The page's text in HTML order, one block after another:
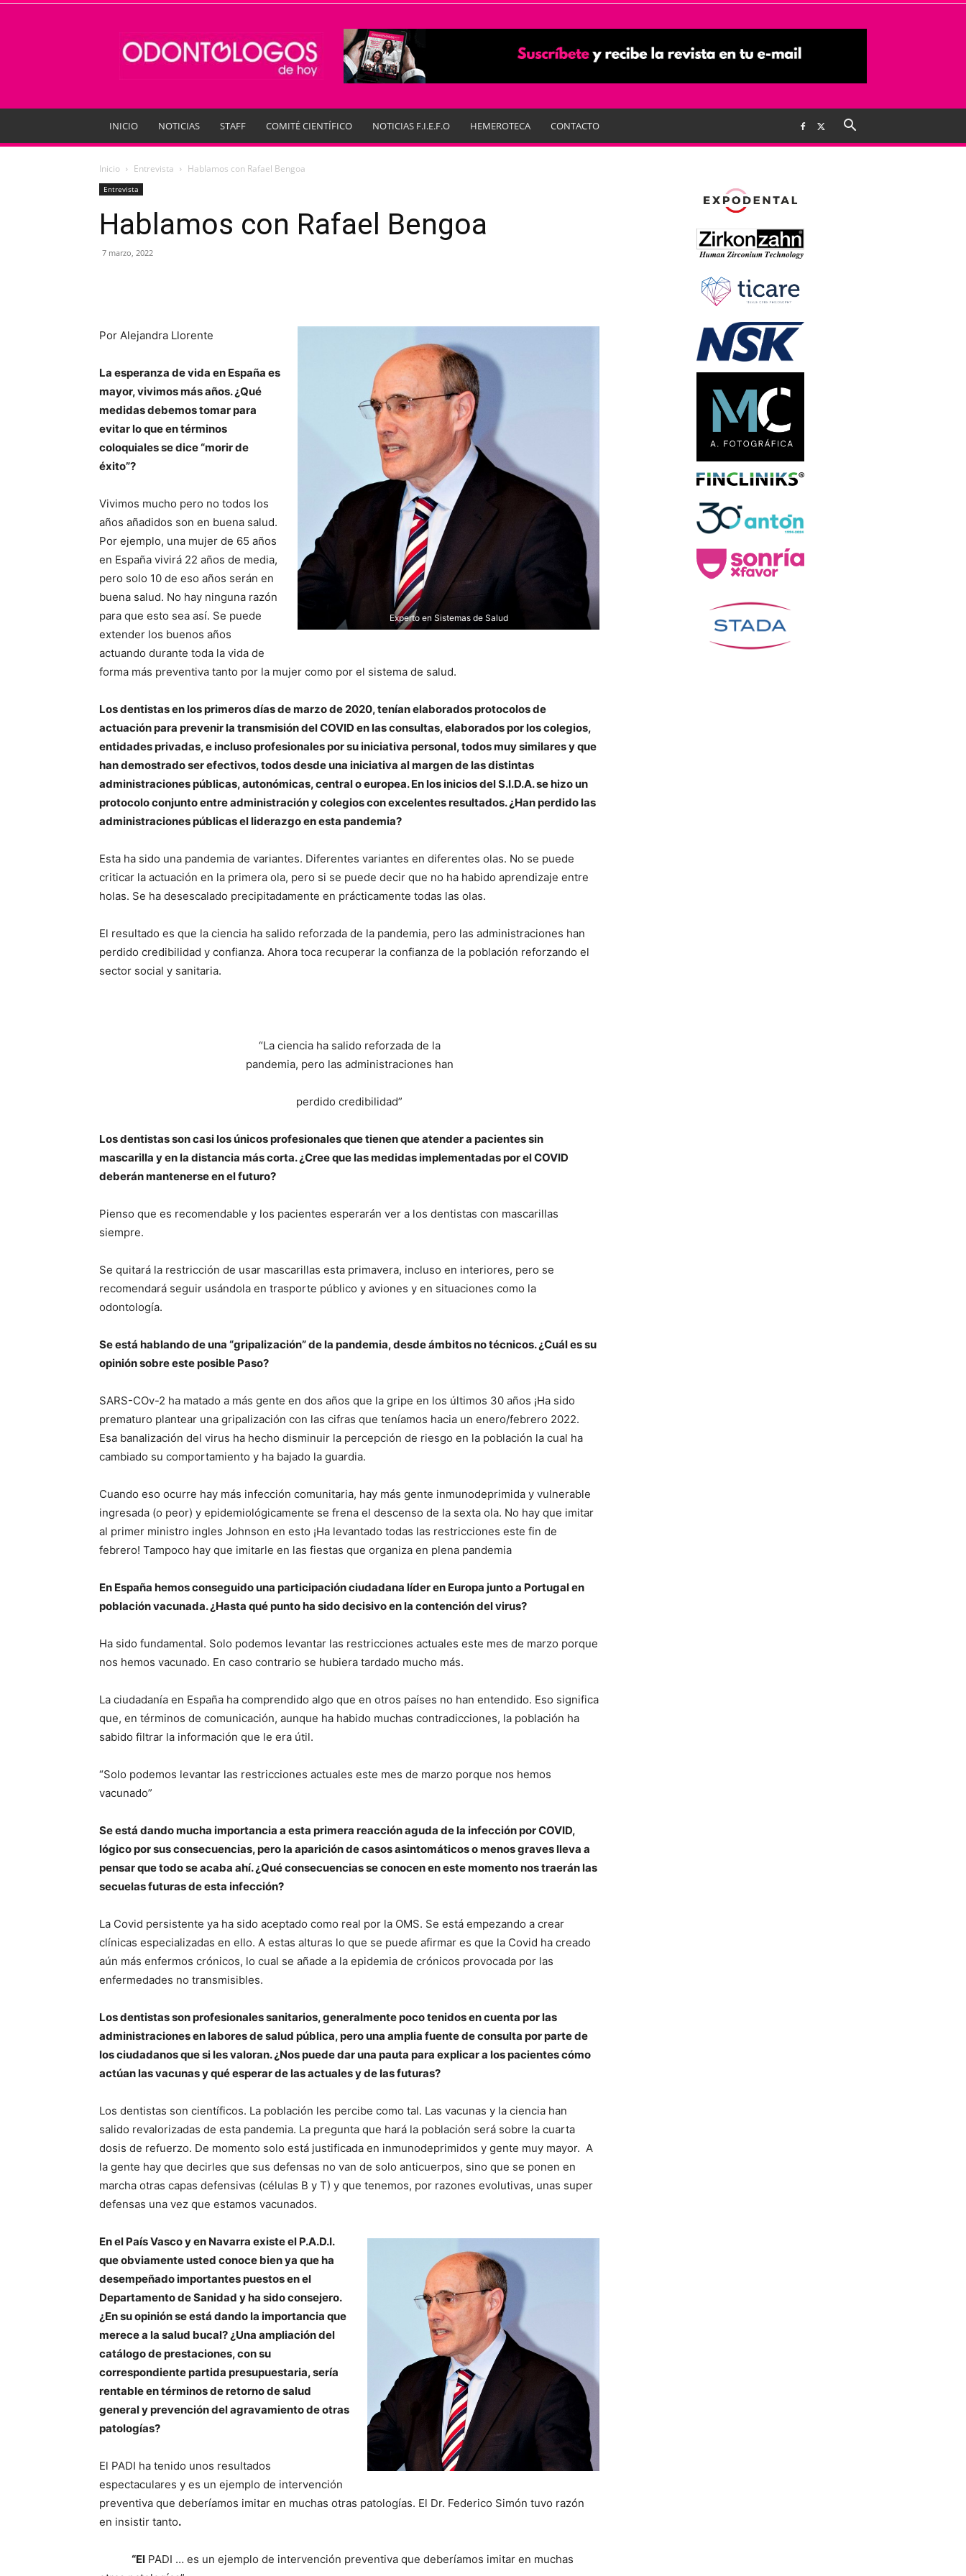
de
Hoy
INICIO NOTICIAS STAFF COMITÉ CIENTÍFICO NOTICIAS F.I.E.F.O HEMEROTECA CONTACTO
Inicio Entrevista Hablamos con Rafael Bengoa
Entrevista
Hablamos con Rafael Bengoa
7 marzo, 2022
Experto en Sistemas de Salud
Por Alejandra Llorente
La esperanza de vida en España es
mayor, vivimos más años. ¿Qué
medidas debemos tomar para
evitar lo que en términos
coloquiales se dice “morir de
éxito”?
Vivimos mucho pero no todos los
años añadidos son en buena salud.
Por ejemplo, una mujer de 65 años
en España vivirá 22 años de media,
pero solo 10 de eso años serán en
buena salud. No hay ninguna razón
para que esto sea así. Se puede
extender los buenos años
actuando durante toda la vida de
forma más preventiva tanto por la mujer como por el sistema de salud.
Los dentistas en los primeros días de marzo de 2020, tenían elaborados protocolos de
actuación para prevenir la transmisión del COVID en las consultas, elaborados por los colegios,
entidades privadas, e incluso profesionales por su iniciativa personal, todos muy similares y que
han demostrado ser efectivos, todos desde una iniciativa al margen de las distintas
administraciones públicas, autonómicas, central o europea. En los inicios del S.I.D.A. se hizo un
protocolo conjunto entre administración y colegios con excelentes resultados. ¿Han perdido las
administraciones públicas el liderazgo en esta pandemia?
Esta ha sido una pandemia de variantes. Diferentes variantes en diferentes olas. No se puede
criticar la actuación en la primera ola, pero si se puede decir que no ha habido aprendizaje entre
holas. Se ha desescalado precipitadamente en prácticamente todas las olas.
El resultado es que la ciencia ha salido reforzada de la pandemia, pero las administraciones han
perdido credibilidad y confianza. Ahora toca recuperar la confianza de la población reforzando el
sector social y sanitaria.
“La ciencia ha salido reforzada de la
pandemia, pero las administraciones han
perdido credibilidad”
Los dentistas son casi los únicos profesionales que tienen que atender a pacientes sin
mascarilla y en la distancia más corta. ¿Cree que las medidas implementadas por el COVID
deberán mantenerse en el futuro?
Pienso que es recomendable y los pacientes esperarán ver a los dentistas con mascarillas
siempre.
Se quitará la restricción de usar mascarillas esta primavera, incluso en interiores, pero se
recomendará seguir usándola en trasporte público y aviones y en situaciones como la
odontología.
Se está hablando de una “gripalización” de la pandemia, desde ámbitos no técnicos. ¿Cuál es su
opinión sobre este posible Paso?
SARS-COv-2 ha matado a más gente en dos años que la gripe en los últimos 30 años ¡Ha sido
prematuro plantear una gripalización con las cifras que teníamos hacia un enero/febrero 2022.
Esa banalización del virus ha hecho disminuir la percepción de riesgo en la población la cual ha
cambiado su comportamiento y ha bajado la guardia.
Cuando eso ocurre hay más infección comunitaria, hay más gente inmunodeprimida y vulnerable
ingresada (o peor) y epidemiológicamente se frena el descenso de la sexta ola. No hay que imitar
al primer ministro ingles Johnson en esto ¡Ha levantado todas las restricciones este fin de
febrero! Tampoco hay que imitarle en las fiestas que organiza en plena pandemia
En España hemos conseguido una participación ciudadana líder en Europa junto a Portugal en
población vacunada. ¿Hasta qué punto ha sido decisivo en la contención del virus?
Ha sido fundamental. Solo podemos levantar las restricciones actuales este mes de marzo porque
nos hemos vacunado. En caso contrario se hubiera tardado mucho más.
La ciudadanía en España ha comprendido algo que en otros países no han entendido. Eso significa
que, en términos de comunicación, aunque ha habido muchas contradicciones, la población ha
sabido filtrar la información que le era útil.
“Solo podemos levantar las restricciones actuales este mes de marzo porque nos hemos
vacunado”
Se está dando mucha importancia a esta primera reacción aguda de la infección por COVID,
lógico por sus consecuencias, pero la aparición de casos asintomáticos o menos graves lleva a
pensar que todo se acaba ahí. ¿Qué consecuencias se conocen en este momento nos traerán las
secuelas futuras de esta infección?
La Covid persistente ya ha sido aceptado como real por la OMS. Se está empezando a crear
clínicas especializadas en ello. A estas alturas lo que se puede afirmar es que la Covid ha creado
aún más enfermos crónicos, lo cual se añade a la epidemia de crónicos provocada por las
enfermedades no transmisibles.
Los dentistas son profesionales sanitarios, generalmente poco tenidos en cuenta por las
administraciones en labores de salud pública, pero una amplia fuente de consulta por parte de
los ciudadanos que si les valoran. ¿Nos puede dar una pauta para explicar a los pacientes cómo
actúan las vacunas y qué esperar de las actuales y de las futuras?
Los dentistas son científicos. La población les percibe como tal. Las vacunas y la ciencia han
salido revalorizadas de esta pandemia. La pregunta que hará la población será sobre la cuarta
dosis de refuerzo. De momento solo está justificada en inmunodeprimidos y gente muy mayor. A
la gente hay que decirles que sus defensas no van de solo anticuerpos, sino que se ponen en
marcha otras capas defensivas (células B y T) y que tenemos, por razones evolutivas, unas super
defensas una vez que estamos vacunados.
En el País Vasco y en Navarra existe el P.A.D.I.
que obviamente usted conoce bien ya que ha
desempeñado importantes puestos en el
Departamento de Sanidad y ha sido consejero.
¿En su opinión se está dando la importancia que
merece a la salud bucal? ¿Una ampliación del
catálogo de prestaciones, con su
correspondiente partida presupuestaria, sería
rentable en términos de retorno de salud
general y prevención del agravamiento de otras
patologías?
El PADI ha tenido unos resultados
espectaculares y es un ejemplo de intervención
preventiva que deberíamos imitar en muchas otras patologías. El Dr. Federico Simón tuvo razón
en insistir tanto.
“El PADI … es un ejemplo de intervención preventiva que deberíamos imitar en muchas